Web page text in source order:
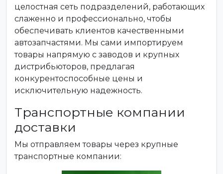
целостная сеть подразделений, работающих
слаженно и профессионально, чтобы
обеспечивать клиентов качественными
автозапчастями. Мы сами импортируем
товары напрямую с заводов и крупных
дистрибьюторов, предлагая
конкурентоспособные цены и
исключительную надежность.
Транспортные компании
доставки
Мы отправляем товары через крупные
транспортные компании: